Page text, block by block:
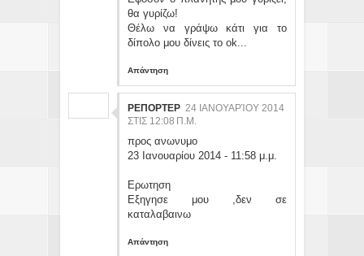
θα γυρίζω!
Θέλω να γράψω κάτι για το
δίπολο μου δίνεις το οk...
Απάντηση
ΡΕΠΟΡΤΕΡ 24 ΙΑΝΟΥΑΡΊΟΥ 2014
ΣΤΙΣ 12:08 Π.Μ.
προς ανωνυμο
23 Ιανουαρίου 2014 - 11:58 μ.μ.
Ερωτηση
Εξηγησε μου ,δεν σε
καταλαβαινω
Απάντηση